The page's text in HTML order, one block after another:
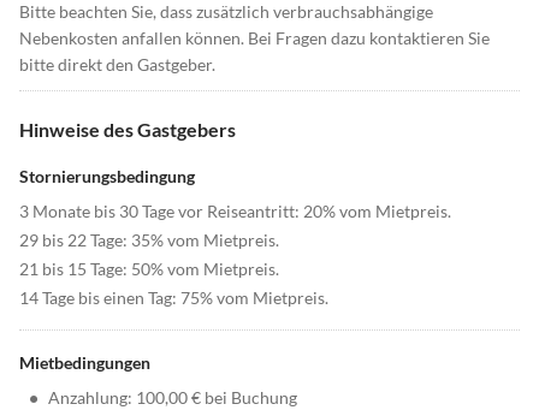
Bitte beachten Sie, dass zusätzlich verbrauchsabhängige
Nebenkosten anfallen können. Bei Fragen dazu kontaktieren Sie
bitte direkt den Gastgeber.
Hinweise des Gastgebers
Stornierungsbedingung
3 Monate bis 30 Tage vor Reiseantritt: 20% vom Mietpreis.
29 bis 22 Tage: 35% vom Mietpreis.
21 bis 15 Tage: 50% vom Mietpreis.
14 Tage bis einen Tag: 75% vom Mietpreis.
Mietbedingungen
• Anzahlung: 100,00 € bei Buchung